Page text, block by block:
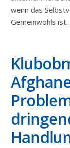
wenn das
Gemeinwohls ist.